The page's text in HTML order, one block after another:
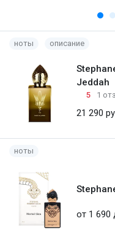
ноты описание
Jeddah
5 1
21 290
ноты
от 1 690